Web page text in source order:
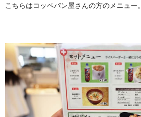
こちらはコッペパン屋さんの方のメニュー。